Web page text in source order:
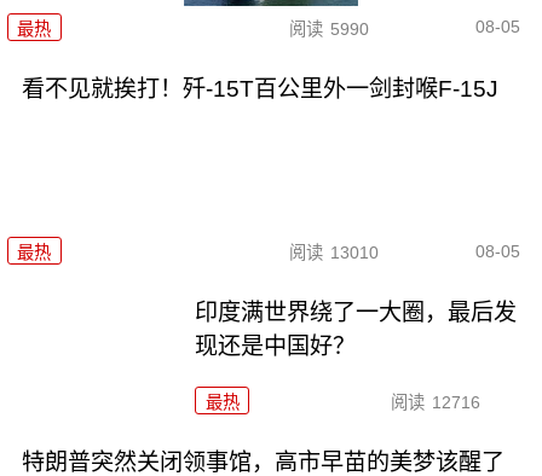
最热 阅读 5990 08-05
看不见就挨打！歼-15T百公里外一剑封喉F-15J
最热 阅读 13010 08-05
印度满世界绕了一大圈，最后发
现还是中国好？
最热 阅读 12716
特朗普突然关闭领事馆，高市早苗的美梦该醒了